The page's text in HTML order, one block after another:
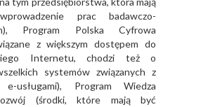
prac badawczo-
Program Polska Cyfrowa
z większym dostępem do
Internetu, chodzi też o
systemów związanych z
e-usługami), Program Wiedza
(środki, które mają być